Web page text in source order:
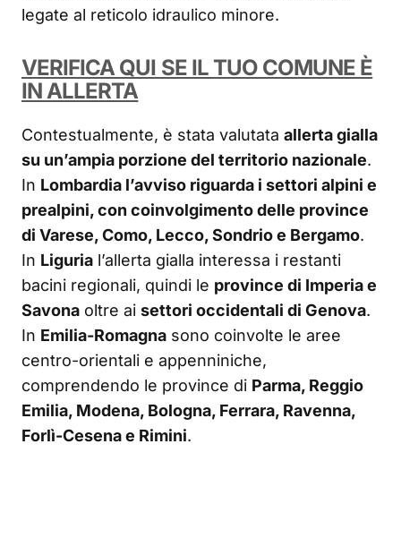
legate al reticolo idraulico minore.
VERIFICA QUI SE IL TUO COMUNE È
IN ALLERTA
Contestualmente, è stata valutata allerta gialla
su un’ampia porzione del territorio nazionale.
In Lombardia l’avviso riguarda i settori alpini e
prealpini, con coinvolgimento delle province
di Varese, Como, Lecco, Sondrio e Bergamo.
In Liguria l’allerta gialla interessa i restanti
bacini regionali, quindi le province di Imperia e
Savona oltre ai settori occidentali di Genova.
In Emilia-Romagna sono coinvolte le aree
centro-orientali e appenniniche,
comprendendo le province di Parma, Reggio
Emilia, Modena, Bologna, Ferrara, Ravenna,
Forlì-Cesena e Rimini.